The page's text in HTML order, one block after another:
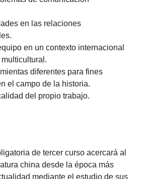
en las relaciones
en un contexto internacional
diferentes para fines
el campo de la historia.
del propio trabajo.
de tercer curso acercará al
china desde la época más
mediante el estudio de sus